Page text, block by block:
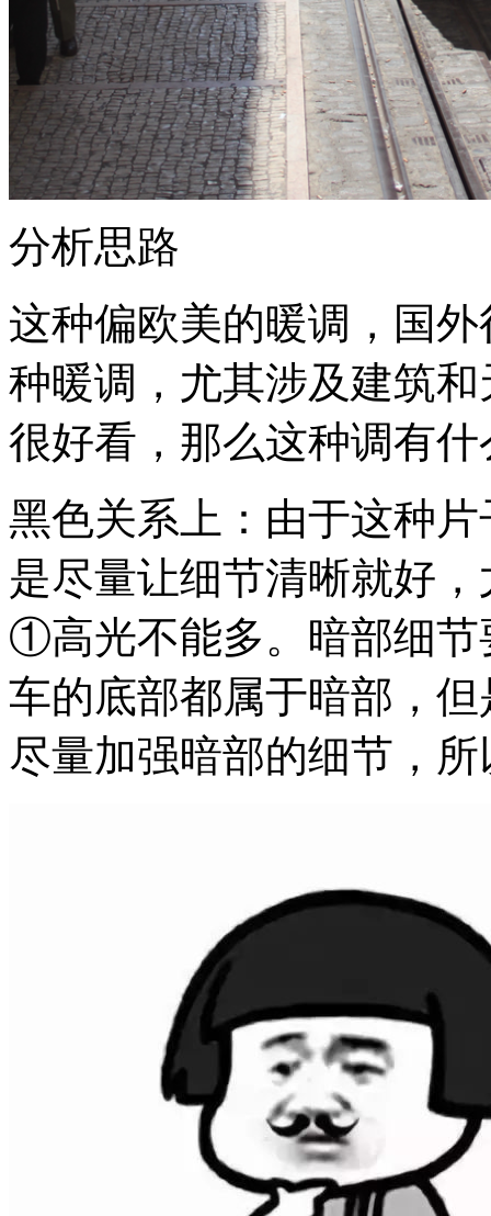
分析思路
这种偏欧美的暖调，国
种暖调，尤其涉及建筑
很好看，那么这种调有
黑色关系上：由于这种
是尽量让细节清晰就好
①高光不能多。暗部细节
车的底部都属于暗部，
尽量加强暗部的细节，